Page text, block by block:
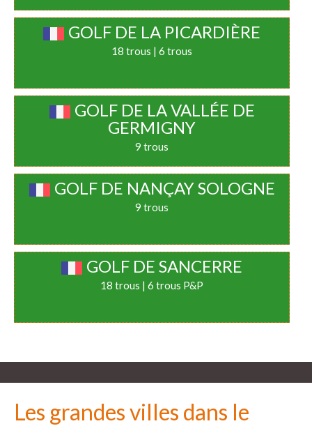
GOLF DE LA PICARDIÈRE
18 trous | 6 trous
GOLF DE LA VALLÉE DE
GERMIGNY
9 trous
GOLF DE NANÇAY SOLOGNE
9 trous
GOLF DE SANCERRE
18 trous | 6 trous P&P
Les grandes villes dans le